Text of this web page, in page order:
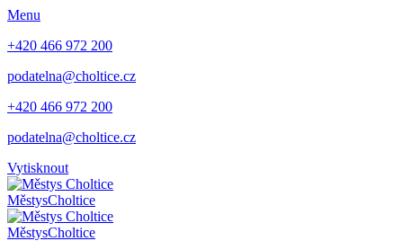
Menu
+420 466 972 200
podatelna@choltice.cz
+420 466 972 200
podatelna@choltice.cz
Vytisknout
MěstysCholtice
MěstysCholtice